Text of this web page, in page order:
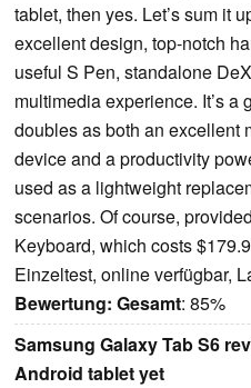
tablet, then yes. Let’s sum it
excellent design, top-notch
useful S Pen, standalone
multimedia experience. It’s a
doubles as both an excellent
device and a productivity
used as a lightweight
scenarios. Of course,
Keyboard, which costs
Einzeltest, online verfügbar,
Bewertung: Gesamt: 85%
Samsung Galaxy Tab S6
Android tablet yet